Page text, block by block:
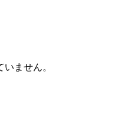
ません。